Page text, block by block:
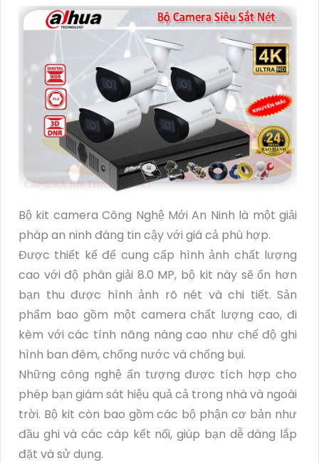
Bộ kit camera Công Nghệ Mới An Ninh là một giải
pháp an ninh đáng tin cậy với giá cả phù hợp.
Được thiết kế để cung cấp hình ảnh chất lượng
cao với độ phân giải 8.0 MP, bộ kit này sẽ ổn hơn
bạn thu được hình ảnh rõ nét và chi tiết. Sản
phẩm bao gồm một camera chất lượng cao, đi
kèm với các tính năng nâng cao như chế độ ghi
hình ban đêm, chống nước và chống bụi.
Những công nghệ ấn tượng được tích hợp cho
phép bạn giám sát hiệu quả cả trong nhà và ngoài
trời. Bộ kit còn bao gồm các bộ phận cơ bản như
đầu ghi và các cáp kết nối, giúp bạn dễ dàng lắp
đặt và sử dụng.